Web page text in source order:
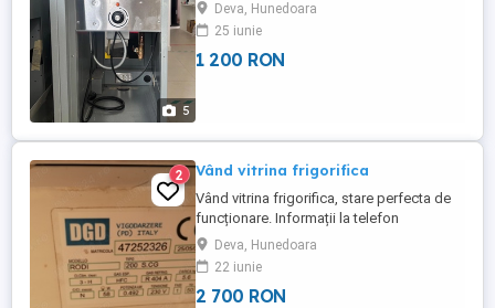
5
Deva, Hunedoara
25 iunie
1 200 RON
2 Vând vitrina frigorifica
Vând vitrina frigorifica, stare perfecta de
funcționare. Informații la telefon
Deva, Hunedoara
22 iunie
2 700 RON